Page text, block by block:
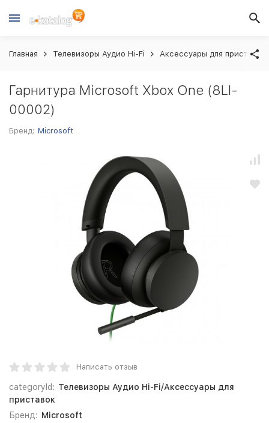
Главная Телевизоры Аудио Hi-Fi Аксессуары для приставок
Гарнитура Microsoft Xbox One (8LI-
00002)
Бренд: Microsoft
Написать отзыв
categoryId: Телевизоры Аудио Hi-Fi/Аксессуары для
приставок
Бренд: Microsoft